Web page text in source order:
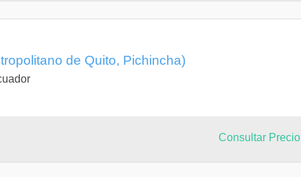
de Quito, Pichincha)
Consultar Precio